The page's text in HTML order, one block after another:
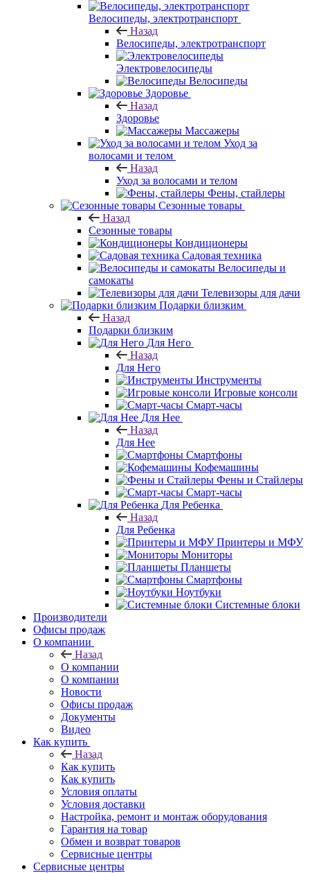
Велосипеды, электротранспорт
Назад
Велосипеды, электротранспорт
Электровелосипеды
Велосипеды
Здоровье
Назад
Здоровье
Массажеры
Уход за
волосами и телом
Назад
Уход за волосами и телом
Фены, стайлеры
Сезонные товары
Назад
Сезонные товары
Кондиционеры
Садовая техника
Велосипеды и
самокаты
Телевизоры для дачи
Подарки близким
Назад
Подарки близким
Для Него
Назад
Для Него
Инструменты
Игровые консоли
Смарт-часы
Для Нее
Назад
Для Нее
Смартфоны
Кофемашины
Фены и Стайлеры
Смарт-часы
Для Ребенка
Назад
Для Ребенка
Принтеры и МФУ
Мониторы
Планшеты
Смартфоны
Ноутбуки
Системные блоки
Производители
Офисы продаж
О компании
Назад
О компании
О компании
Новости
Офисы продаж
Документы
Видео
Как купить
Назад
Как купить
Как купить
Условия оплаты
Условия доставки
Настройка, ремонт и монтаж оборудования
Гарантия на товар
Обмен и возврат товаров
Сервисные центры
Сервисные центры